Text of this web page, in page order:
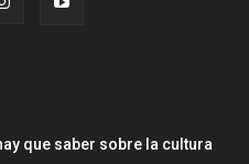
que saber sobre la cultura